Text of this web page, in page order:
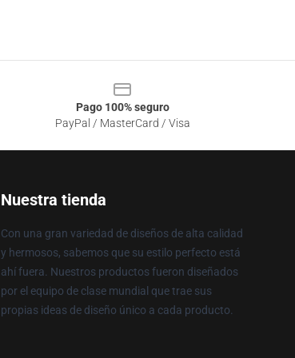
Pago 100% seguro
PayPal / MasterCard / Visa
Nuestra tienda
Con una gran variedad de diseños de alta calidad
y hermosos, sabemos que su estilo perfecto está
ahí fuera. Nuestros productos fueron diseñados
por el equipo de clase mundial que trae sus
propias ideas de diseño único a cada producto.